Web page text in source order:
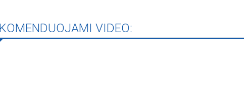
VIDEO: